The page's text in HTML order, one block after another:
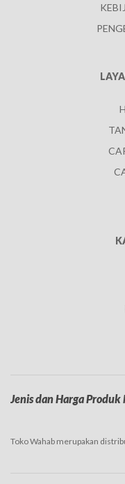
Jenis dan Harga
Toko Wahab merupakan
lainnya. Di tempat ini selain